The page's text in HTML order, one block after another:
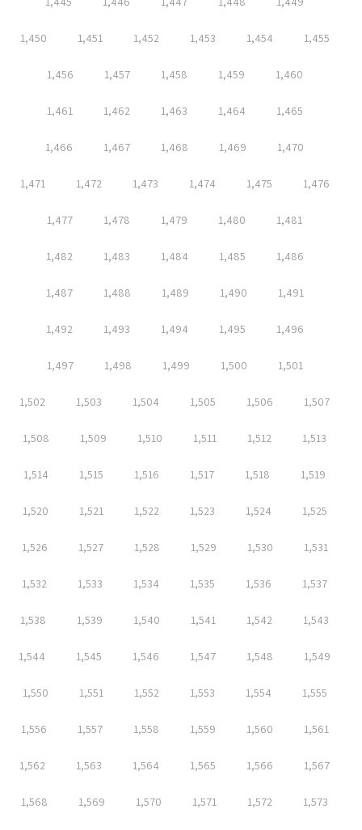
1,450 1,451 1,452 1,453 1,454 1,455
1,456 1,457 1,458 1,459 1,460
1,461 1,462 1,463 1,464 1,465
1,466 1,467 1,468 1,469 1,470
1,471 1,472 1,473 1,474 1,475 1,476
1,477 1,478 1,479 1,480 1,481
1,482 1,483 1,484 1,485 1,486
1,487 1,488 1,489 1,490 1,491
1,492 1,493 1,494 1,495 1,496
1,497 1,498 1,499 1,500 1,501
1,502 1,503 1,504 1,505 1,506 1,507
1,508 1,509 1,510 1,511 1,512 1,513
1,514 1,515 1,516 1,517 1,518 1,519
1,520 1,521 1,522 1,523 1,524 1,525
1,526 1,527 1,528 1,529 1,530 1,531
1,532 1,533 1,534 1,535 1,536 1,537
1,538 1,539 1,540 1,541 1,542 1,543
1,544 1,545 1,546 1,547 1,548 1,549
1,550 1,551 1,552 1,553 1,554 1,555
1,556 1,557 1,558 1,559 1,560 1,561
1,562 1,563 1,564 1,565 1,566 1,567
1,568 1,569 1,570 1,571 1,572 1,573